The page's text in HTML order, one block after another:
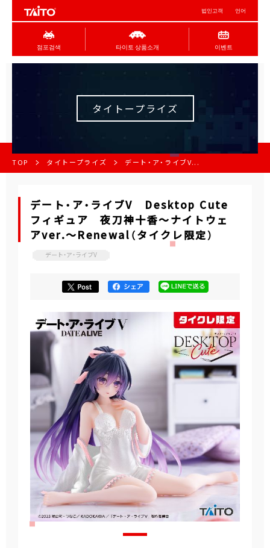
법인고객 언어
점포검색 타이토 상품소개 이벤트
タイトープライズ
TOP タイトープライズ デート・ア・ライブV...
デート・ア・ライブV Desktop Cute
フィギュア 夜刀神十香～ナイトウェ
アver.～Renewal（タイクレ限定）
デート・ア・ライブV